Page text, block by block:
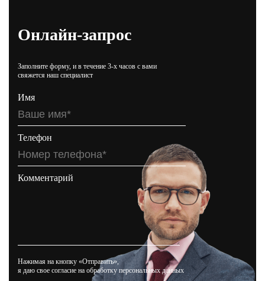
Онлайн-запрос
Заполните форму, и в течение 3-х часов с вами
свяжется наш специалист
Имя
Телефон
Комментарий
Нажимая на кнопку «Отправить»,
я даю свое согласие на обработку персональных данных